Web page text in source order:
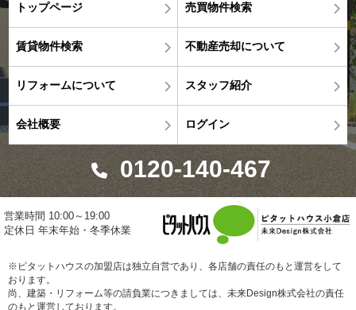
トップページ 売買物件検索
賃貸物件検索 不動産売却について
リフォームについて スタッフ紹介
会社概要 ログイン
0120-140-467
営業時間 10:00～19:00
定休日 年末年始・冬季休業
※ピタットハウスの加盟店は独立自営であり、各店舗の責任のもと運営をして
おります。
尚、建築・リフォーム等の請負業につきましては、未来Design株式会社の責任
のもと運営しております。